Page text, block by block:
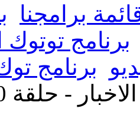
برامجنا
برنامج توتوك
برنامج
- حلقة 20 يونيو 2011